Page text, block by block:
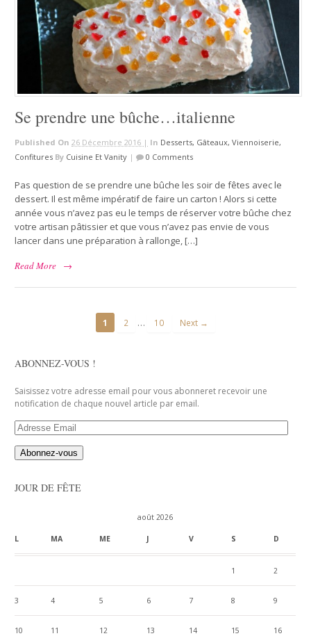
Se prendre une bûche…italienne
Published On26 Décembre 2016 | In Desserts, Gâteaux, Viennoiserie,
Confitures By Cuisine Et Vanity | 0 Comments
Pas question de se prendre une bûche les soir de fêtes avec le
dessert. Il est même impératif de faire un carton ! Alors si cette
année vous n’avez pas eu le temps de réserver votre bûche chez
votre artisan pâtissier et que vous n’avez pas envie de vous
lancer dans une préparation à rallonge, […]
Read More
→
1 2 … 10 Next →
ABONNEZ-VOUS !
Saisissez votre adresse email pour vous abonneret recevoir une
notification de chaque nouvel article par email.
Adresse
JOUR DE FÊTE
août 2026
L MA ME J V S D
1 2
3 4 5 6 7 8 9
10 11 12 13 14 15 16